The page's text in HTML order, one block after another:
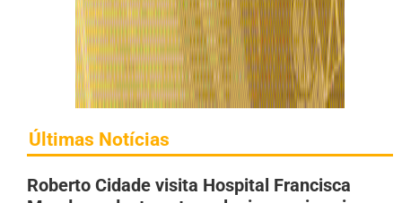
Últimas Notícias
Roberto Cidade visita Hospital Francisca